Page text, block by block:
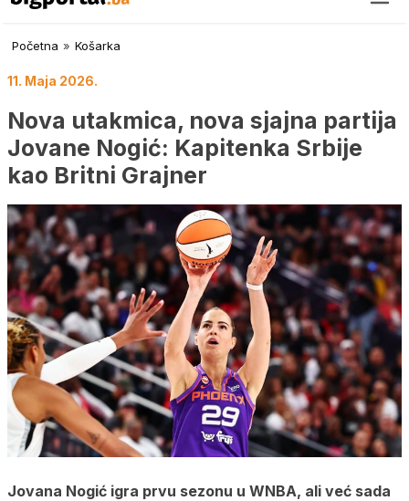
Početna » Košarka
11. Maja 2026.
Nova utakmica, nova sjajna partija
Jovane Nogić: Kapitenka Srbije
kao Britni Grajner
Jovana Nogić igra prvu sezonu u WNBA, ali već sada